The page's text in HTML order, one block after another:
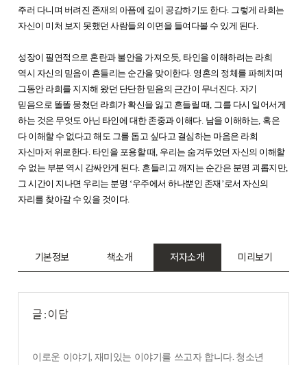
주러 다니며 버려진 존재의 아픔에 깊이 공감하기도 한다. 그렇게 라희는
자신이 미처 보지 못했던 사람들의 이면을 들여다볼 수 있게 된다.
성장이 필연적으로 혼란과 불안을 가져오듯 타인을 이해하려는 라희
역시 자신의 믿음이 흔들리는 순간을 맞이한다. 영혼의 정체를 파헤치며
그동안 라희를 지지해 왔던 단단한 믿음의 근간이 무너진다. 자기
믿음으로 똘똘 뭉쳤던 라희가 확신을 잃고 흔들릴 때 그를 다시 일어서게
하는 것은 무엇도 아닌 타인에 대한 존중과 이해다. 남을 이해하는 혹은
다 이해할 수 없다고 해도 그를 돕고 싶다고 결심하는 마음은 라희
자신마저 위로한다. 타인을 포용할 때 우리는 숨겨두었던 자신의 이해할
수 없는 부분 역시 감싸안게 된다. 흔들리고 깨지는 순간은 분명 괴롭지만,
그 시간이 지나면 우리는 분명 ‘우주에서 하나뿐인 존재 ’ 로서 자신의
자리를 찾아갈 수 있을 것이다.
기본정보 책소개 저자소개 미리보기
글 : 이담
이로운 이야기, 재미있는 이야기를 쓰고자 합니다. 청소년